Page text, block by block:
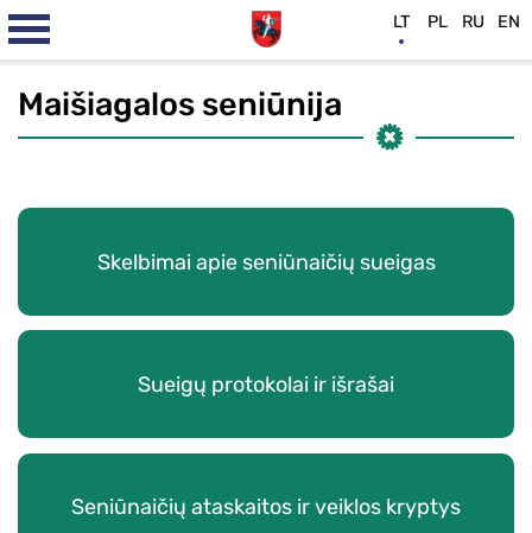
Maišiagalos seniūnija
Skelbimai apie seniūnaičių sueigas
Sueigų protokolai ir išrašai
Seniūnaičių ataskaitos ir veiklos kryptys
LT PL RU EN